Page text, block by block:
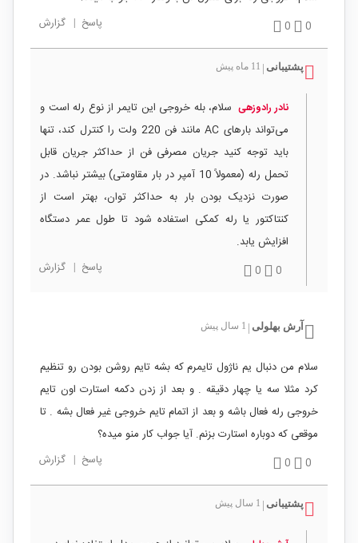
0
0 پاسخ | گزارش
پشتیبانی 11 ماه پیش
نادر رادوزهی سلام، بله خروجی این تایمر از نوع رله است و
می‌تواند بارهای AC مانند فن 220 ولت را کنترل کند، تنها
باید توجه کنید جریان مصرفی فن از حداکثر جریان قابل
تحمل رله (معمولاً 10 آمپر در بار مقاومتی) بیشتر نباشد. در
صورت نزدیک بودن بار به حداکثر توان، بهتر است از
کنتاکتور یا رله کمکی استفاده شود تا طول عمر دستگاه
افزایش یابد.
0
0 پاسخ | گزارش
آرش بهلولی 1 سال پیش
سلام من دنبال یم ناژول تایمرم که بشه تایم روشن بودن رو تنظیم
کرد مثلا سه یا چهار دقیقه . و بعد از زدن دکمه استارت اون تایم
خروجی رله فعال باشه و بعد از اتمام تایم خروجی غیر فعال بشه . تا
موقعی که دوباره استارت بزنم. آیا جواب کار منو میده؟
0
0 پاسخ | گزارش
پشتیبانی 1 سال پیش